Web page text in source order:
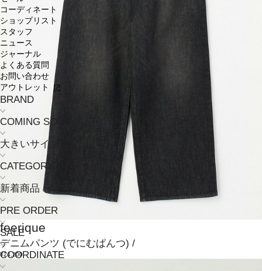
コーディネート
ショップリスト
スタッフ
ニュース
ジャーナル
よくある質問
お問い合わせ
アウトレット
BRAND
COMING SOON
大きいサイズ
CATEGORY
新着商品
PRE ORDER
SALE
COORDINATE
feerique
デニムパンツ (でにむぱんつ) /
¥24,200